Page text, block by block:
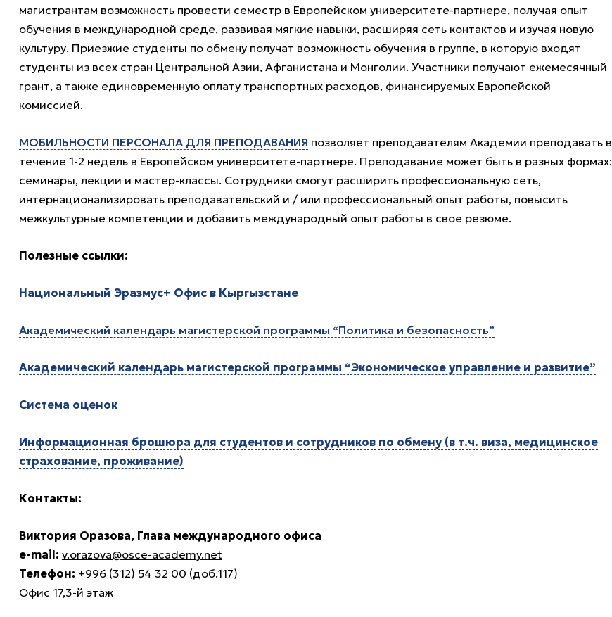
магистрантам возможность провести семестр в Европейском университете-партнере, получая опыт
обучения в международной среде, развивая мягкие навыки, расширяя сеть контактов и изучая новую
культуру. Приезжие студенты по обмену получат возможность обучения в группе, в которую входят
студенты из всех стран Центральной Азии, Афганистана и Монголии. Участники получают ежемесячный
грант, а также единовременную оплату транспортных расходов, финансируемых Европейской
комиссией.
МОБИЛЬНОСТИ ПЕРСОНАЛА ДЛЯ ПРЕПОДАВАНИЯ позволяет преподавателям Академии преподавать в
течение 1-2 недель в Европейском университете-партнере. Преподавание может быть в разных формах:
семинары, лекции и мастер-классы. Сотрудники смогут расширить профессиональную сеть,
интернационализировать преподавательский и / или профессиональный опыт работы, повысить
межкультурные компетенции и добавить международный опыт работы в свое резюме.
Полезные ссылки:
Национальный Эразмус+ Офис в Кыргызстане
Академический календарь магистерской программы “Политика и безопасность”
Академический календарь магистерской программы “Экономическое управление и развитие”
Система оценок
Информационная брошюра для студентов и сотрудников по обмену (в т.ч. виза, медицинское
страхование, проживание)
Контакты:
Виктория Оразова, Глава международного офиса
e-mail: v.orazova@osce-academy.net
Телефон: +996 (312) 54 32 00 (доб.117)
Офис 17,3-й этаж